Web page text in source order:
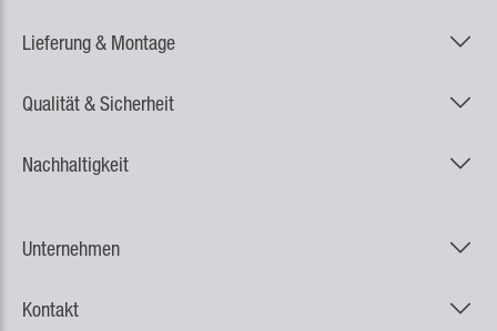
Lieferung & Montage
Qualität & Sicherheit
Nachhaltigkeit
Unternehmen
Kontakt